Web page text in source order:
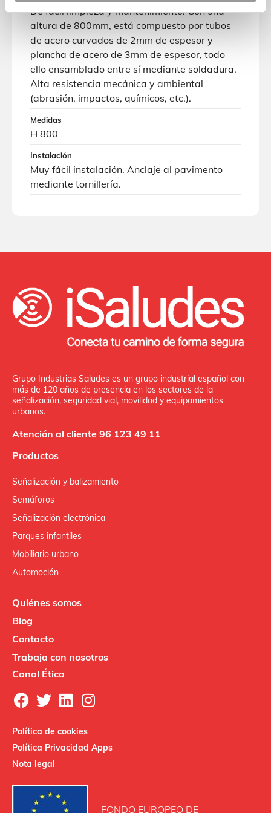
De fácil limpieza y mantenimiento. Con una
altura de 800mm, está compuesto por tubos
de acero curvados de 2mm de espesor y
plancha de acero de 3mm de espesor, todo
ello ensamblado entre sí mediante soldadura.
Alta resistencia mecánica y ambiental
(abrasión, impactos, químicos, etc.).
Medidas
H 800
Instalación
Muy fácil instalación. Anclaje al pavimento
mediante tornillería.
Grupo Industrias Saludes es un grupo industrial español con
más de 120 años de presencia en los sectores de la
señalización, seguridad vial, movilidad y equipamientos
urbanos.
Atención al cliente 96 123 49 11
Productos
Señalización y balizamiento
Semáforos
Señalización electrónica
Parques infantiles
Mobiliario urbano
Automoción
Quiénes somos
Blog
Contacto
Trabaja con nosotros
Canal Ético
Política de cookies
Política Privacidad Apps
Nota legal
FONDO EUROPEO DE